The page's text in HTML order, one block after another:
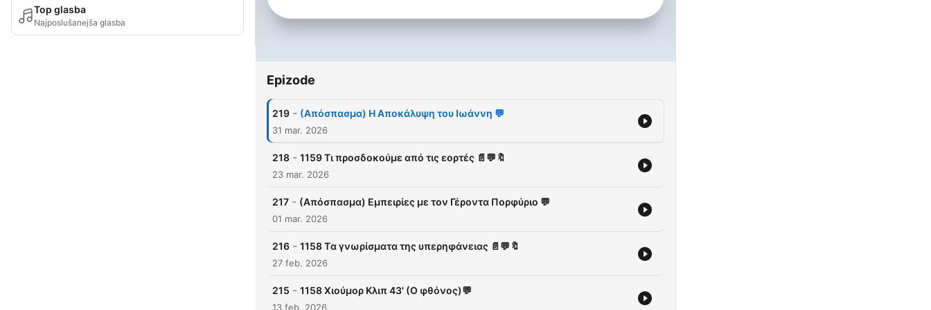
Top glasba
Najposlušanejša glasba
Epizode
219 - (Απόσπασμα) Η Αποκάλυψη του Ιωάννη 💬
31 mar. 2026
218 - 1159 Τι προσδοκούμε από τις εορτές 📄💬🔖
23 mar. 2026
217 - (Απόσπασμα) Εμπειρίες με τον Γέροντα Πορφύριο 💬
01 mar. 2026
216 - 1158 Tα γνωρίσματα της υπερηφάνειας 📄💬🔖
27 feb. 2026
215 - 1158 Χιούμορ Κλιπ 43' (Ο φθόνος)💬
13 feb. 2026